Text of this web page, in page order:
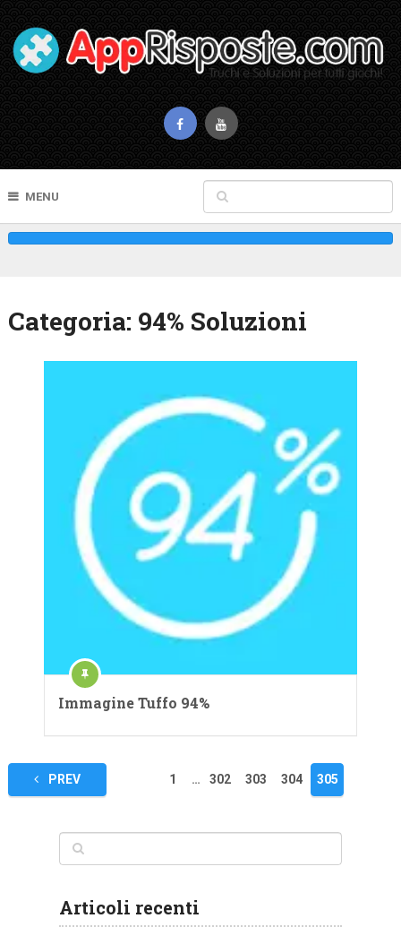
MENU
Categoria: 94% Soluzioni
Immagine Tuffo 94%
Navigazione
articoli
PREV 1 … 302 303 304 305
Articoli recenti